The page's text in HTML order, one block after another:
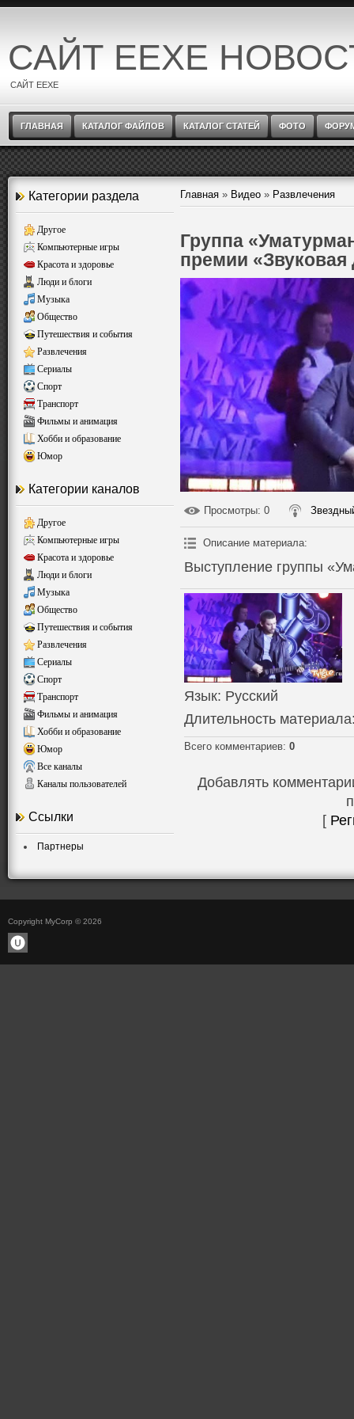
САЙТ EEXE
САЙТ EEXE
ГЛАВНАЯ КАТАЛОГ ФАЙЛОВ КАТАЛОГ СТАТЕЙ ФОТО
Категории раздела
Другое
Компьютерные игры
Красота и здоровье
Люди и блоги
Музыка
Общество
Путешествия и события
Развлечения
Сериалы
Спорт
Транспорт
Фильмы и анимация
Хобби и образование
Юмор
Категории каналов
Другое
Компьютерные игры
Красота и здоровье
Люди и блоги
Музыка
Общество
Путешествия и события
Развлечения
Сериалы
Спорт
Транспорт
Фильмы и анимация
Хобби и образование
Юмор
Все каналы
Каналы пользователей
Ссылки
Партнеры
Главная » Видео » Развлечения
Группа
премии «Звуковая
Просмотры: 0
Описание материала:
Выступление группы
Язык: Русский
Длительность материала
Всего комментариев: 0
Добавлять
[
Copyright MyCorp © 2026